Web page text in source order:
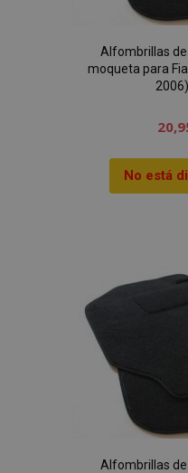
Alfombrillas
moqueta para
No está
Alfombrillas